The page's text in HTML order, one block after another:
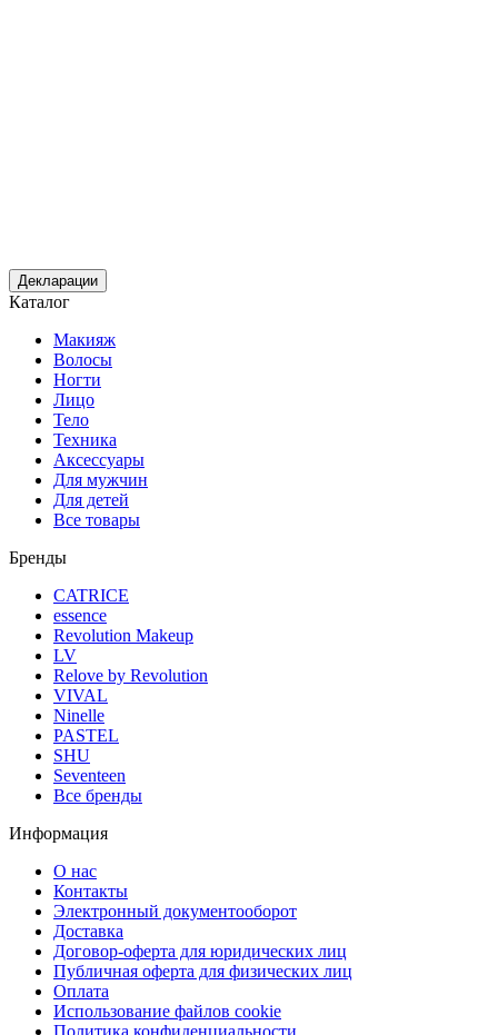
Декларации
Каталог
Макияж
Волосы
Ногти
Лицо
Тело
Техника
Аксессуары
Для мужчин
Для детей
Все товары
Бренды
CATRICE
essence
Revolution Makeup
LV
Relove by Revolution
VIVAL
Ninelle
PASTEL
SHU
Seventeen
Все бренды
Информация
О нас
Контакты
Электронный документооборот
Доставка
Договор-оферта для юридических лиц
Публичная оферта для физических лиц
Оплата
Использование файлов cookie
Политика конфиденциальности